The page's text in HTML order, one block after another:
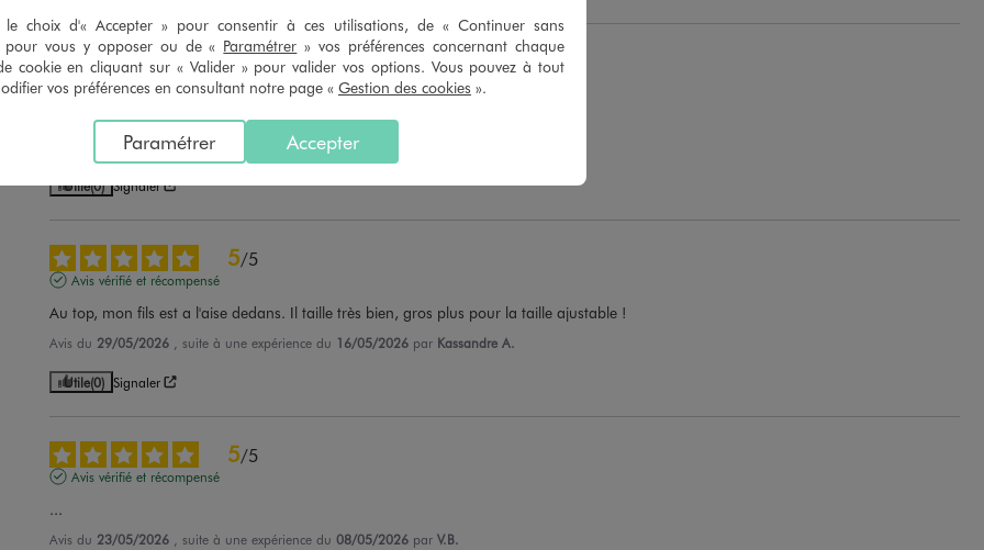
5/ 5
Avis vérifié et récompensé
Très bon produit matière légère facile à porter
30/06/2026 , suite à une expérience du17/06/2026
Utile(0) Signaler
5/5
Avis vérifié et récompensé
Au top, mon fils est a l'aise dedans. Il taille très bien, gros plus pour la taille ajustable !
Avis du 29/05/2026 , suite à une expérience du 16/05/2026 par Kassandre A.
Utile(0) Signaler
5/5
Avis vérifié et récompensé
...
Avis du 23/05/2026 , suite à une expérience du 08/05/2026 par V.B.
le choix d'« Accepter » pour consentir à ces utilisations, de « Continuer sans
pour vous y opposer ou de « Paramétrer » vos préférences concernant chaque
cookie en cliquant sur « Valider » pour valider vos options. Vous pouvez à tout
vos préférences en consultant notre page « Gestion des cookies ».
Accepter
Paramétrer